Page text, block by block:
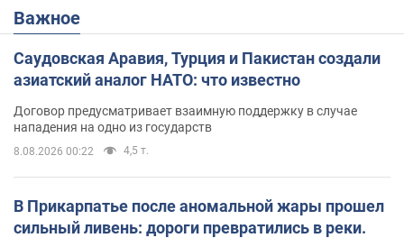
Важное
Саудовская Аравия, Турция и Пакистан создали
азиатский аналог НАТО: что известно
Договор предусматривает взаимную поддержку в случае
нападения на одно из государств
8.08.2026 00:22 4,5 т.
В Прикарпатье после аномальной жары прошел
сильный ливень: дороги превратились в реки.